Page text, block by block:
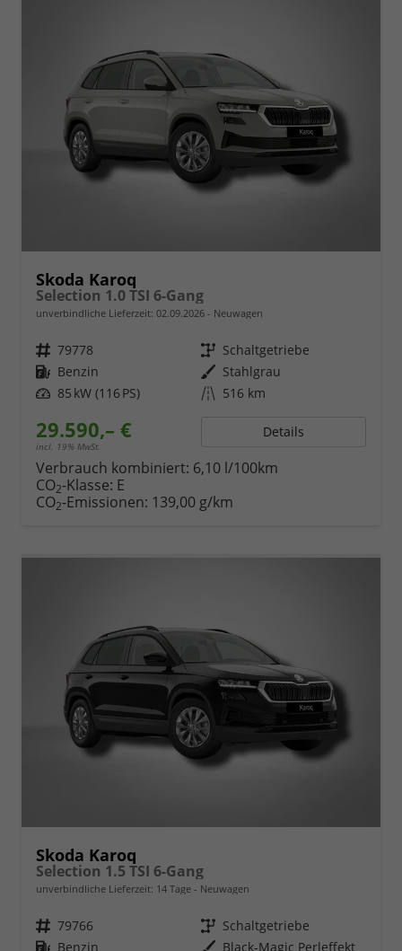
Skoda Karoq
Selection 1.0 TSI 6-Gang
unverbindliche Lieferzeit: 02.09.2026 Neuwagen
Fahrzeugnr. 79778 Getriebe Schaltgetriebe
Kraftstoff Benzin Außenfarbe Stahlgrau
Leistung 85 kW (116 PS) Kilometerstand 516 km
29.590,– €
incl. 19% MwSt.
Details
Verbrauch kombiniert: 6,10 l/100km
CO2-Klasse: E
CO2-Emissionen: 139,00 g/km
Skoda Karoq
Selection 1.5 TSI 6-Gang
unverbindliche Lieferzeit: 14 Tage Neuwagen
Fahrzeugnr. 79766 Getriebe Schaltgetriebe
Kraftstoff Benzin Außenfarbe Black-Magic Perleffekt